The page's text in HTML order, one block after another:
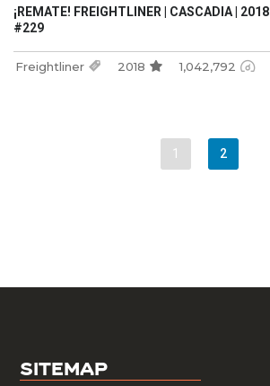
¡REMATE! FREIGHTLINER | CASCADIA | 2018 |
#229
Freightliner 2018 1,042,792
1 2
Sitemap